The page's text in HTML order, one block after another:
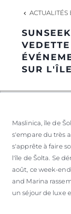
ACTUALITÉS
SUR
Maslinica, île de
s'empare du très
s'apprête à faire
l'île de Šolta. Se
août, ce week-
and Marina
un séjour de luxe